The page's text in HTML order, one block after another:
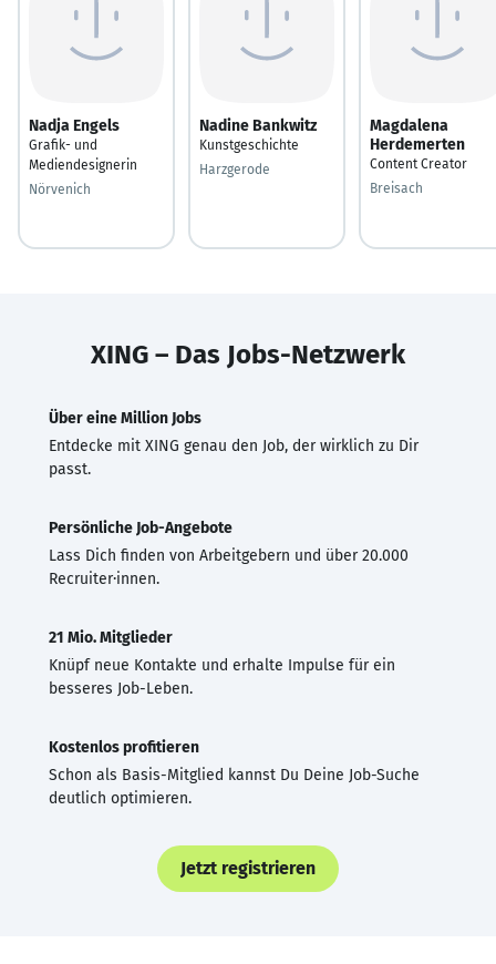
Nadja Engels
Grafik- und
Mediendesignerin
Nörvenich
Nadine Bankwitz
Kunstgeschichte
Harzgerode
Magdalena
Herdemerten
Content Creator
Breisach
XING – Das Jobs-Netzwerk
Über eine Million Jobs
Entdecke mit XING genau den Job, der wirklich zu Dir
passt.
Persönliche Job-Angebote
Lass Dich finden von Arbeitgebern und über 20.000
Recruiter·innen.
21 Mio. Mitglieder
Knüpf neue Kontakte und erhalte Impulse für ein
besseres Job-Leben.
Kostenlos profitieren
Schon als Basis-Mitglied kannst Du Deine Job-Suche
deutlich optimieren.
Jetzt registrieren